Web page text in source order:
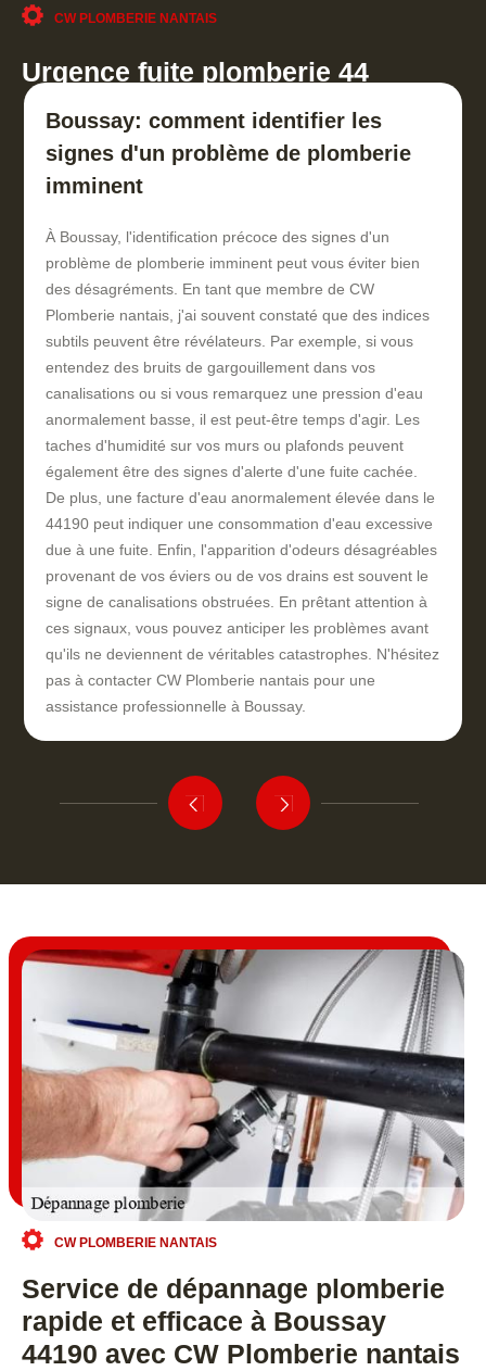
CW PLOMBERIE NANTAIS
Urgence fuite plomberie 44
Boussay: comment identifier les
signes d'un problème de plomberie
imminent
À Boussay, l'identification précoce des signes d'un
problème de plomberie imminent peut vous éviter bien
des désagréments. En tant que membre de CW
Plomberie nantais, j'ai souvent constaté que des indices
subtils peuvent être révélateurs. Par exemple, si vous
entendez des bruits de gargouillement dans vos
canalisations ou si vous remarquez une pression d'eau
anormalement basse, il est peut-être temps d'agir. Les
taches d'humidité sur vos murs ou plafonds peuvent
également être des signes d'alerte d'une fuite cachée.
De plus, une facture d'eau anormalement élevée dans le
44190 peut indiquer une consommation d'eau excessive
due à une fuite. Enfin, l'apparition d'odeurs désagréables
provenant de vos éviers ou de vos drains est souvent le
signe de canalisations obstruées. En prêtant attention à
ces signaux, vous pouvez anticiper les problèmes avant
qu'ils ne deviennent de véritables catastrophes. N'hésitez
pas à contacter CW Plomberie nantais pour une
assistance professionnelle à Boussay.
CW PLOMBERIE NANTAIS
Service de dépannage plomberie
rapide et efficace à Boussay
44190 avec CW Plomberie nantais